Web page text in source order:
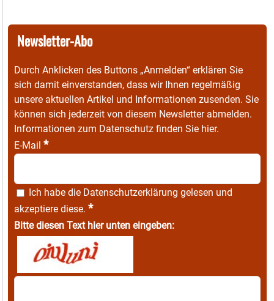
Newsletter-Abo
Durch Anklicken des Buttons „Anmelden“ erklären Sie
sich damit einverstanden, dass wir Ihnen regelmäßig
unsere aktuellen Artikel und Informationen zusenden. Sie
können sich jederzeit von diesem Newsletter abmelden.
Informationen zum Datenschutz finden Sie hier.
E-Mail *
Ich habe die Datenschutzerklärung gelesen und
akzeptiere diese. *
Bitte diesen Text hier unten eingeben: